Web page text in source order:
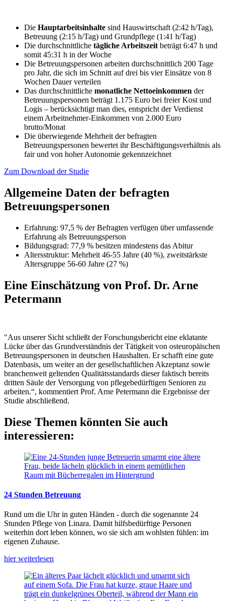
Die Hauptarbeitsinhalte sind Hauswirtschaft (2:42 h/Tag),
Betreuung (2:15 h/Tag) und Grundpflege (1:41 h/Tag)
Die durchschnittliche tägliche Arbeitszeitbeträgt 6:47 h und
somit 45:31 h in der Woche
Die Betreuungspersonen arbeiten durchschnittlich 200 Tage
pro Jahr, die sich im Schnitt auf drei bis vier Einsätze von 8
Wochen Dauer verteilen
Das durchschnittliche monatliche Nettoeinkommen der
Betreuungspersonen beträgt 1.175 Euro bei freier Kost und
Logis – berücksichtigt man dies, entspricht der Verdienst
einem Arbeitnehmer-Einkommen von 2.000 Euro
brutto/Monat
Die überwiegende Mehrheit der befragten
Betreuungspersonen bewertet ihr Beschäftigungsverhältnis als
fair und von hoher Autonomie gekennzeichnet
Zum Download der Studie
Allgemeine Daten der befragten
Betreuungspersonen
Erfahrung: 97,5 % der Befragten verfügen über umfassende
Erfahrung als Betreuungsperson
Bildungsgrad: 77,9 % besitzen mindestens das Abitur
Altersstruktur: Mehrheit 46-55 Jahre (40 %), zweitstärkste
Altersgruppe 56-60 Jahre (27 %)
Eine Einschätzung von Prof. Dr. Arne
Petermann
"Aus unserer Sicht schließt der Forschungsbericht eine eklatante
Lücke über das Grundverständnis der Tätigkeit von osteuropäischen
Betreuungspersonen in deutschen Haushalten. Er schafft eine gute
Datenbasis, um weiter an der gesellschaftlichen Akzeptanz sowie
branchenweit geltenden Qualitätsstandards dieser faktisch bereits
dritten Säule der Versorgung von pflegebedürftigen Senioren zu
arbeiten.“, kommentiert Prof. Arne Petermann die Ergebnisse der
Studie abschließend.
Diese Themen könnten Sie auch
interessieren:
24 Stunden Betreuung
Rund um die Uhr in guten Händen - durch die sogenannte 24
Stunden Pflege von Linara. Damit hilfsbedürftige Personen
weiterhin dort leben können, wo sie sich am wohlsten fühlen: im
eigenen Zuhause.
hier weiterlesen